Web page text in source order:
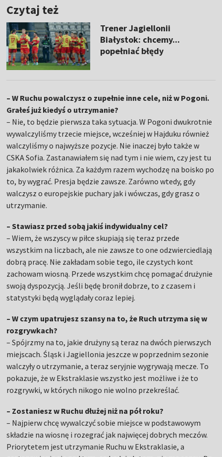
Czytaj też
Trener Jagiellonii
Białystok: chcemy...
popełniać błędy
– W Ruchu powalczysz o zupełnie inne cele, niż w Pogoni.
Grałeś już kiedyś o utrzymanie?
– Nie, to będzie pierwsza taka sytuacja. W Pogoni dwukrotnie
wywalczyliśmy trzecie miejsce, wcześniej w Hajduku również
walczyliśmy o najwyższe pozycje. Nie inaczej było także w
CSKA Sofia. Zastanawiałem się nad tym i nie wiem, czy jest tu
jakakolwiek różnica. Za każdym razem wychodzę na boisko po
to, by wygrać. Presja będzie zawsze. Zarówno wtedy, gdy
walczysz o europejskie puchary jak i wówczas, gdy grasz o
utrzymanie.
– Stawiasz przed sobą jakiś indywidualny cel?
– Wiem, że wszyscy w piłce skupiają się teraz przede
wszystkim na liczbach, ale nie zawsze to one odzwierciedlają
dobrą pracę. Nie zakładam sobie tego, ile czystych kont
zachowam wiosną. Przede wszystkim chcę pomagać drużynie
swoją dyspozycją. Jeśli będę bronił dobrze, to z czasem i
statystyki będą wyglądały coraz lepiej.
– W czym upatrujesz szansy na to, że Ruch utrzyma się w
rozgrywkach?
– Spójrzmy na to, jakie drużyny są teraz na dwóch pierwszych
miejscach. Śląsk i Jagiellonia jeszcze w poprzednim sezonie
walczyły o utrzymanie, a teraz seryjnie wygrywają mecze. To
pokazuje, że w Ekstraklasie wszystko jest możliwe i że to
rozgrywki, w których nikogo nie wolno przekreślać.
– Zostaniesz w Ruchu dłużej niż na pół roku?
– Najpierw chcę wywalczyć sobie miejsce w podstawowym
składzie na wiosnę i rozegrać jak najwięcej dobrych meczów.
Priorytetem jest utrzymanie Ruchu w Ekstraklasie, a